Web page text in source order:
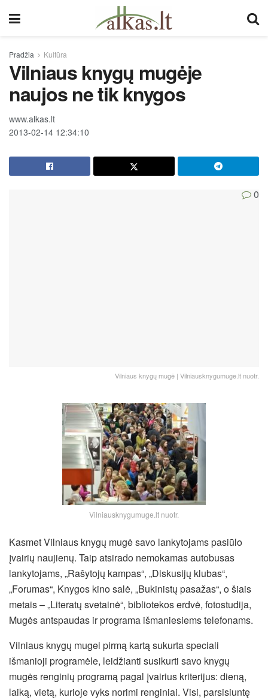
Pradžia Kultūra
Vilniaus knygų mugėje
naujos ne tik knygos
www.alkas.lt
2013-02-14 12:34:10
0
Vilniaus knygų mugė | Vilniausknygumuge.lt nuotr.
Vilniausknygumuge.lt nuotr.
Kasmet Vilniaus knygų mugė savo lankytojams pasiūlo
įvairių naujienų. Taip atsirado nemokamas autobusas
lankytojams, „Rašytojų kampas“, „Diskusijų klubas“,
„Forumas“, Knygos kino salė, „Bukinistų pasažas“, o šiais
metais – „Literatų svetainė“, bibliotekos erdvė, fotostudija,
Mugės antspaudas ir programa išmaniesiems telefonams.
Vilniaus knygų mugei pirmą kartą sukurta speciali
išmanioji programėle, leidžianti susikurti savo knygų
mugės renginių programąpagal įvairius kriterijus: dieną,
laiką, vietą, kurioje vyks norimi renginiai. Visi, parsisiuntę